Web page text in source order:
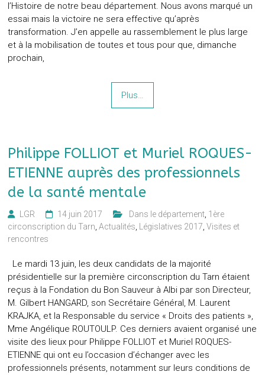
l’Histoire de notre beau département. Nous avons marqué un
essai mais la victoire ne sera effective qu’après
transformation. J’en appelle au rassemblement le plus large
et à la mobilisation de toutes et tous pour que, dimanche
prochain,
Plus…
Philippe FOLLIOT et Muriel ROQUES-
ETIENNE auprès des professionnels
de la santé mentale
LGR 14 juin 2017 ‎ ‎ Dans le département 1ère
circonscription du Tarn ,Actualités Législatives 2017 ,Visites et
rencontres
Le mardi 13 juin, les deux candidats de la majorité
présidentielle sur la première circonscription du Tarn étaient
reçus à la Fondation du Bon Sauveur à Albi par son Directeur,
M. Gilbert HANGARD, son Secrétaire Général, M. Laurent
KRAJKA, et la Responsable du service « Droits des patients »,
Mme Angélique ROUTOULP. Ces derniers avaient organisé une
visite des lieux pour Philippe FOLLIOT et Muriel ROQUES-
ETIENNE qui ont eu l’occasion d’échanger avec les
professionnels présents, notamment sur leurs conditions de